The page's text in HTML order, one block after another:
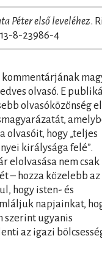
Péter első leveléhez.
8-23986-4
kommentárjának
olvasó. E
olvasóközönség
hogy „teljes
királysága felé”.
elolvasása nem csak
– hozza közelebb az
hogy isten- és
napjainkat,
szerint ugyanis
az igazi